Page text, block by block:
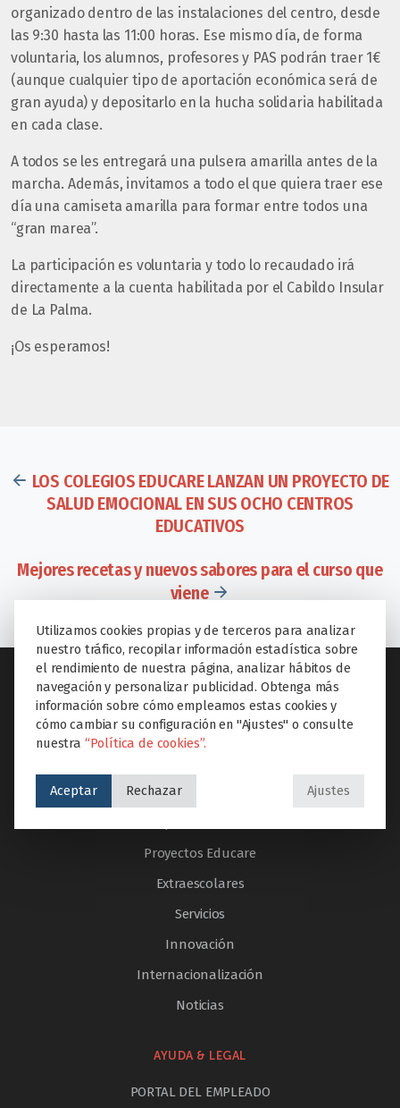
organizado dentro de las instalaciones del centro, desde
las 9:30 hasta las 11:00 horas. Ese mismo día, de forma
voluntaria, los alumnos, profesores y PAS podrán traer 1€
(aunque cualquier tipo de aportación económica será de
gran ayuda) y depositarlo en la hucha solidaria habilitada
en cada clase.
A todos se les entregará una pulsera amarilla antes de la
marcha. Además, invitamos a todo el que quiera traer ese
día una camiseta amarilla para formar entre todos una
“gran marea”.
La participación es voluntaria y todo lo recaudado irá
directamente a la cuenta habilitada por el Cabildo Insular
de La Palma.
¡Os esperamos!
LOS COLEGIOS EDUCARE LANZAN UN PROYECTO DE
SALUD EMOCIONAL EN SUS OCHO CENTROS
EDUCATIVOS
Mejores recetas y nuevos sabores para el curso que
viene
SECCIONES
El colegio
Proyectos Educare
Extraescolares
Servicios
Innovación
Internacionalización
Noticias
AYUDA & LEGAL
PORTAL DEL EMPLEADO
Utilizamos cookies propias y de terceros para analizar
nuestro tráfico, recopilar información estadística sobre
el rendimiento de nuestra página, analizar hábitos de
navegación y personalizar publicidad. Obtenga más
información sobre cómo empleamos estas cookies y
cómo cambiar su configuración en "Ajustes" o consulte
nuestra “Política de cookies”.
Aceptar Rechazar Ajustes